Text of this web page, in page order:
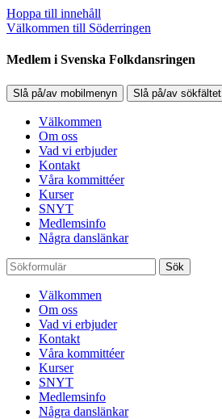
Hoppa till innehåll
Välkommen till Söderringen
Medlem i Svenska Folkdansringen
Slå på/av mobilmenyn Slå på/av sökfältet
Välkommen
Om oss
Vad vi erbjuder
Kontakt
Våra kommittéer
Kurser
SNYT
Medlemsinfo
Några danslänkar
Sök
Välkommen
Om oss
Vad vi erbjuder
Kontakt
Våra kommittéer
Kurser
SNYT
Medlemsinfo
Några danslänkar